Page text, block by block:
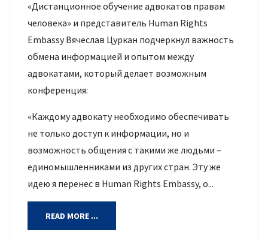
«Дистанционное обучение адвокатов правам
человека» и представитель Human Rights
Embassy Вячеслав Цуркан подчеркнул важность
обмена информацией и опытом между
адвокатами, который делает возможным
конференция:
«Каждому адвокату необходимо обеспечивать
не только доступ к информации, но и
возможность общения с такими же людьми –
единомышленниками из других стран. Эту же
идею я перенес в Human Rights Embassy, о...
READ MORE ...